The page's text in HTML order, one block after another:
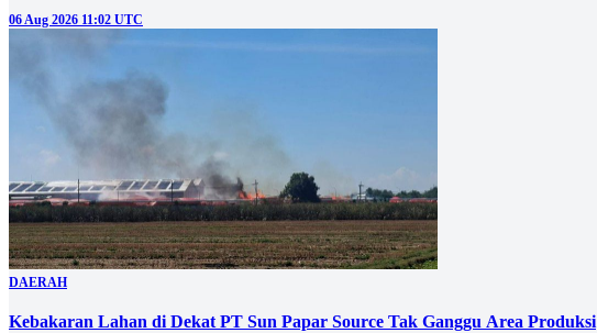
06 Aug 2026 11:02 UTC
DAERAH
Kebakaran Lahan di Dekat PT Sun Papar Source Tak Ganggu Area Produksi